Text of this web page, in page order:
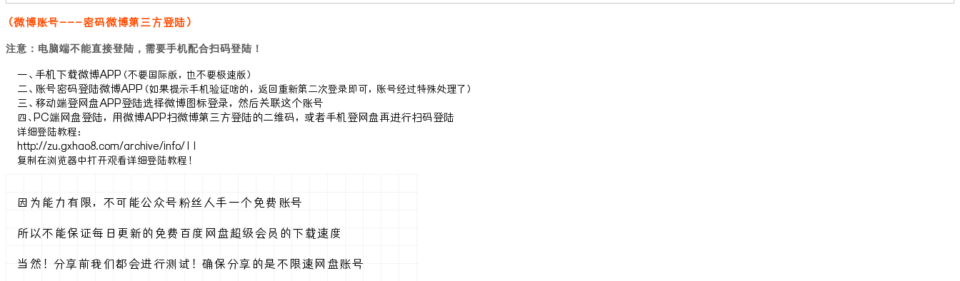
（微博账号---密码微博第三方登陆）
注意：电脑端不能直接登陆，需要手机配合扫码登陆！
一、手机下载微博APP （不要国际版，也不要极速版）
二、账号密码登陆微博APP （如果提示手机验证啥的，返回重新第二次登录即可，账号经过特殊处理了）
三、移动端登网盘APP登陆选择微博图标登录，然后关联这个账号
四、PC端网盘登陆，用微博APP扫微博第三方登陆的二维码，或者手机登网盘再进行扫码登陆
详细登陆教程：
http://zu.gxhao8.com/archive/info/11
复制在浏览器中打开观看详细登陆教程！
因为能力有限，不可能公众号粉丝人手一个免费账号
所以不能保证每日更新的免费百度网盘超级会员的下载速度
当然！分享前我们都会进行测试！确保分享的是不限速网盘账号